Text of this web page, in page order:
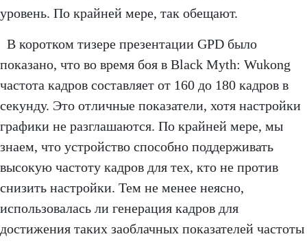
уровень. По крайней мере, так обещают.
В коротком тизере презентации GPD было
показано, что во время боя в Black Myth: Wukong
частота кадров составляет от 160 до 180 кадров в
секунду. Это отличные показатели, хотя настройки
графики не разглашаются. По крайней мере, мы
знаем, что устройство способно поддерживать
высокую частоту кадров для тех, кто не против
снизить настройки. Тем не менее неясно,
использовалась ли генерация кадров для
достижения таких заоблачных показателей частоты